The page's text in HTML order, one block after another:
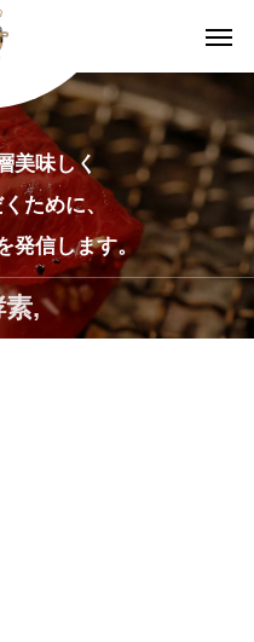
美味しく
ために、
発信します。
,